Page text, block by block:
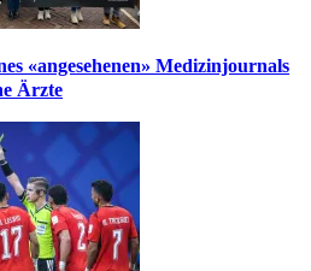
«angesehenen» Medizinjournals
Ärzte